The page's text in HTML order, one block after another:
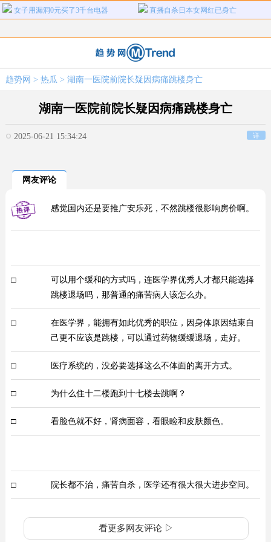
女子用漏洞0元买了3千台电器 直播自杀日本女网红已身亡
河南三支一扶考试存在规模性组织作 1岁宝宝碰坏纸巾盒三亚酒店索赔924
26岁女儿谈47岁妈妈突然产女 儿子举报身价上亿父亲说家已破碎
女子用漏洞0元买了3千台电器 直播自杀日本女网红已身亡
趋势网 > 热瓜 > 湖南一医院前院长疑因病痛跳楼身亡
湖南一医院前院长疑因病痛跳楼身亡
2025-06-21 15:34:24 详
网友评论
感觉国内还是要推广安乐死，不然跳楼很影响房价啊。 ​
□
可以用个缓和的方式吗，连医学界优秀人才都只能选择
跳楼退场吗，那普通的痛苦病人该怎么办。
□
在医学界，能拥有如此优秀的职位，因身体原因结束自
己更不应该是跳楼，可以通过药物缓缓退场，走好。
□ 医疗系统的，没必要选择这么不体面的离开方式。
□ 为什么住十二楼跑到十七楼去跳啊？ ​
□ 看脸色就不好，肾病面容，看眼睑和皮肤颜色。
□ 院长都不治，痛苦自杀，医学还有很大很大进步空间。
看更多网友评论 ▷